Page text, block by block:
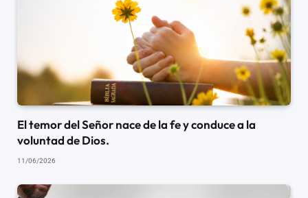
El temor del Señor nace de la fe y conduce a la
voluntad de Dios.
11/06/2026